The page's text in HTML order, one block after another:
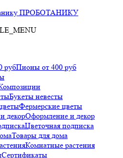
ПРОБОТАНИКУ
Пионы от 400 руб
Букеты невесты
Фермерские цветы
Оформление и декор
Цветочная подписка
Товары для дома
Комнатные растения
Сертификаты